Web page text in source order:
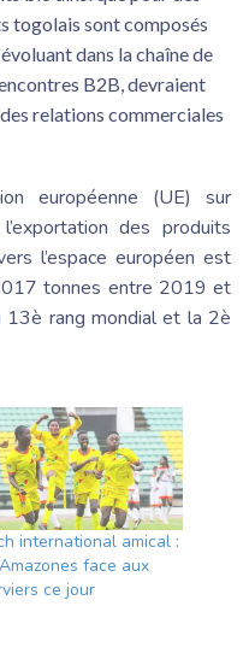
togolais sont composés
dans la chaîne de
B2B, devraient
relations commerciales
européenne (UE) sur
des produits
l’espace européen est
tonnes entre 2019 et
13è rang mondial et la 2è
international amical :
face aux
ce jour